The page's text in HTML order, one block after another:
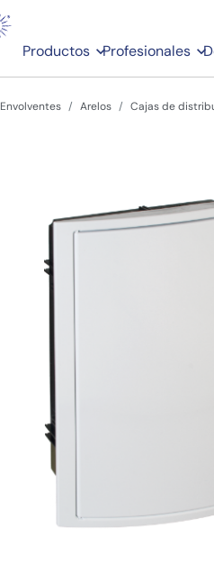
Productos Profesionales
Envolventes Arelos Cajas de